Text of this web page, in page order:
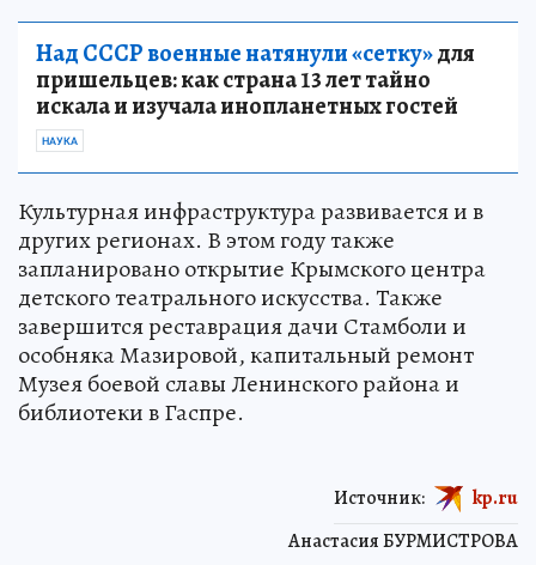
Над СССР военные натянули «сетку»для
пришельцев: как страна 13 лет тайно
искала и изучала инопланетных гостей
НАУКА
Культурная инфраструктура развивается и в
других регионах. В этом году также
запланировано открытие Крымского центра
детского театрального искусства. Также
завершится реставрация дачи Стамболи и
особняка Мазировой, капитальный ремонт
Музея боевой славы Ленинского района и
библиотеки в Гаспре.
Анастасия БУРМИСТРОВА
Источник: kp.ru